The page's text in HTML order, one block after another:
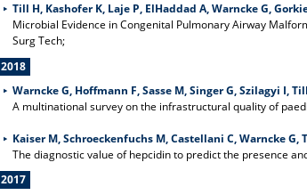
Till H, Kashofer K, Laje P, ElHaddad A, Warncke G,
Microbial Evidence in Congenital Pulmonary Airway
Surg Tech;
2018
Warncke G, Hoffmann F, Sasse M, Singer G, Szilagyi I,
A multinational survey on the infrastructural quality of
Kaiser M, Schroeckenfuchs M, Castellani C, Warncke G,
The diagnostic value of hepcidin to predict the presence
2017